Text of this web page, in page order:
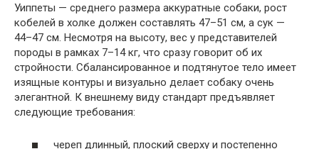
Уиппеты — среднего размера аккуратные собаки, рост
кобелей в холке должен составлять 47–51 см, а сук —
44–47 см. Несмотря на высоту, вес у представителей
породы в рамках 7–14 кг, что сразу говорит об их
стройности. Сбалансированное и подтянутое тело имеет
изящные контуры и визуально делает собаку очень
элегантной. К внешнему виду стандарт предъявляет
следующие требования:
череп длинный, плоский сверху и постепенно